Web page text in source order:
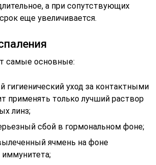
а при сопутствующих
еще увеличивается.
самые основные:
гигиенический уход за контактными
применять только лучший раствор
линз;
сбой в гормональном фоне;
ячмень на фоне
иммунитета;